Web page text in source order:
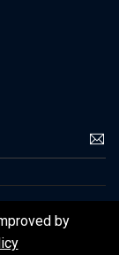
by